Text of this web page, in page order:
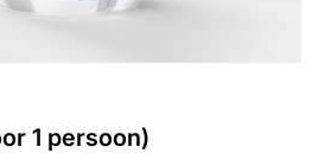
1 persoon)